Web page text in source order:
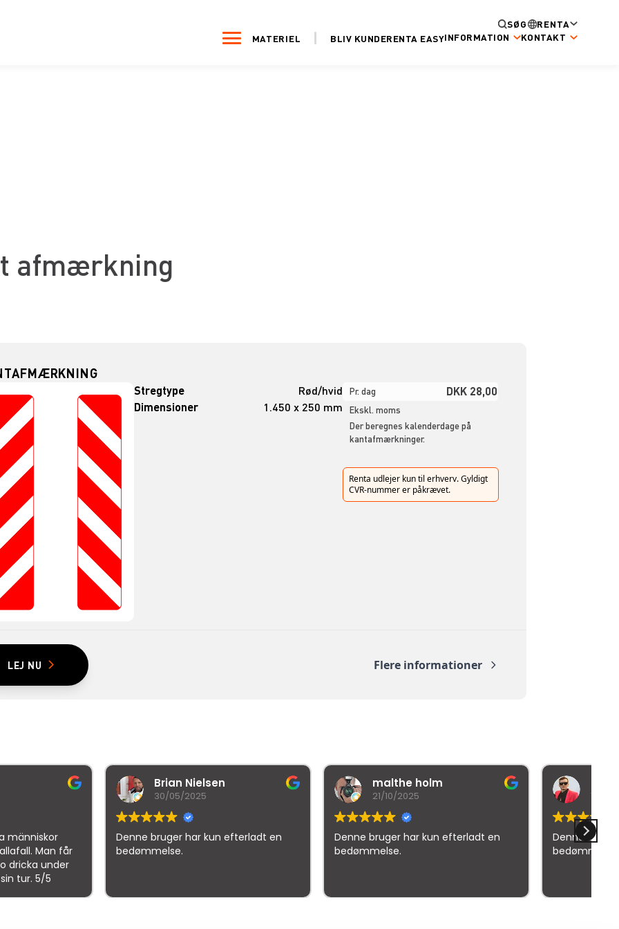
SØG
RENTA
MATERIEL
BLIV KUNDERENTA EASYINFORMATION KONTAKT
afmærkning
Stregtype
Rød/hvid
Dimensioner
1.450 x 250 mm
Pr. dag DKK 28,00
Ekskl. moms
Der beregnes kalenderdage på
kantafmærkninger.
Renta udlejer kun til erhverv. Gyldigt
CVR-nummer er påkrævet.
LEJ NU Flere informationer
Brian Nielsen
bruger har kun efterladt en
malthe holm
Denne bruger har kun efterladt en
Mr iNexuz (RedHead)
Denne bruger har kun efterladt en